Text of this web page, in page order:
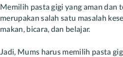
Memilih pasta gigi yang aman dan
merupakan salah satu masalah
makan, bicara, dan belajar.
Jadi, Mums harus memilih pasta